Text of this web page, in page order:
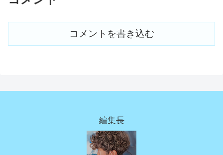
コメントを書き込む
編集長